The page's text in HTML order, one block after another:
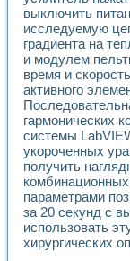
выключить
исследуемую
градиента на
и модулем
время и
активного
гармонических
системы
укороченных
получить
параметрами
за 20 секунд с
использовать
хирургических